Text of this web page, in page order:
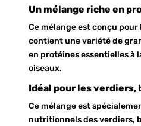
Un mélange riche en
Ce mélange est conçu
contient une variété de
en protéines essentielles à
oiseaux.
Idéal pour les
Ce mélange est
nutritionnels des verdiers,